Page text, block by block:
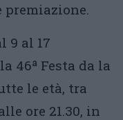
premiazione.
9 al 17
46ª Festa da la
le età, tra
ore 21.30, in